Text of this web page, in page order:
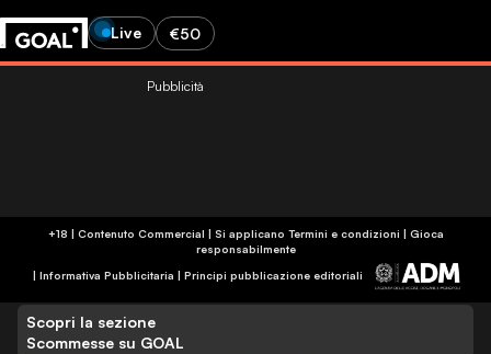
Live €50
Pubblicità
+18 | Contenuto Commercial | Si applicano Termini e condizioni | Gioca
responsabilmente
| Informativa Pubblicitaria | Principi pubblicazione editoriali
Scopri la sezione
Scommesse su GOAL